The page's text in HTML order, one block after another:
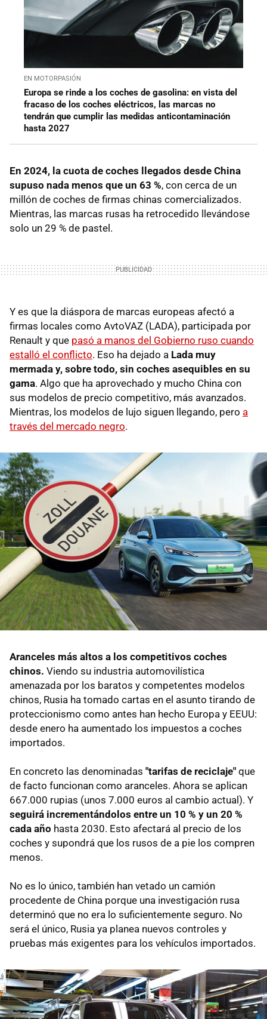
EN MOTORPASIÓN
Europa se rinde a los coches de gasolina: en vista del
fracaso de los coches eléctricos, las marcas no
tendrán que cumplir las medidas anticontaminación
hasta 2027
En 2024, la cuota de coches llegados desde China
supuso nada menos que un 63 %, con cerca de un
millón de coches de firmas chinas comercializados.
Mientras, las marcas rusas ha retrocedido llevándose
solo un 29 % de pastel.
Y es que la diáspora de marcas europeas afectó a
firmas locales como AvtoVAZ (LADA), participada por
Renault y que pasó a manos del Gobierno ruso cuando
estalló el conflicto. Eso ha dejado a Lada muy
mermada y, sobre todo, sin coches asequibles en su
gama. Algo que ha aprovechado y mucho China con
sus modelos de precio competitivo, más avanzados.
Mientras, los modelos de lujo siguen llegando, pero a
través del mercado negro.
Aranceles más altos a los competitivos coches
chinos. Viendo su industria automovilística
amenazada por los baratos y competentes modelos
chinos, Rusia ha tomado cartas en el asunto tirando de
proteccionismo como antes han hecho Europa y EEUU:
desde enero ha aumentado los impuestos a coches
importados.
En concreto las denominadas "tarifas de reciclaje" que
de facto funcionan como aranceles. Ahora se aplican
667.000 rupias (unos 7.000 euros al cambio actual). Y
seguirá incrementándolos entre un 10 % y un 20 %
cada año hasta 2030. Esto afectará al precio de los
coches y supondrá que los rusos de a pie los compren
menos.
No es lo único, también han vetado un camión
procedente de China porque una investigación rusa
determinó que no era lo suficientemente seguro. No
será el único, Rusia ya planea nuevos controles y
pruebas más exigentes para los vehículos importados.